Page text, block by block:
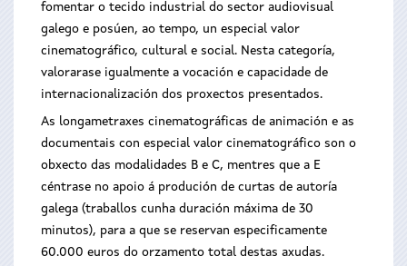
fomentar o tecido industrial do sector audiovisual
galego e posúen, ao tempo, un especial valor
cinematográfico, cultural e social. Nesta categoría,
valorarase igualmente a vocación e capacidade de
internacionalización dos proxectos presentados.
As longametraxes cinematográficas de animación e as
documentais con especial valor cinematográfico son o
obxecto das modalidades B e C, mentres que a E
céntrase no apoio á produción de curtas de autoría
galega (traballos cunha duración máxima de 30
minutos), para a que se reservan especificamente
60.000 euros do orzamento total destas axudas.